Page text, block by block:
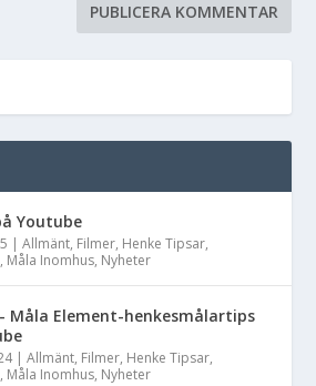
Youtube
|Allmänt, Filmer, Henke Tipsar,
, Måla Inomhus, Nyheter
Måla Element-henkesmålartips
|Allmänt, Filmer, Henke Tipsar,
, Måla Inomhus, Nyheter